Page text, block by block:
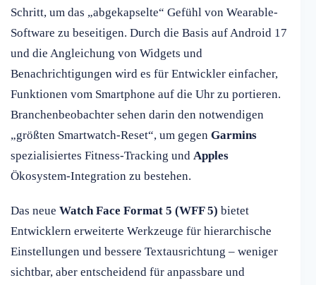
Schritt, um das „abgekapselte“ Gefühl von Wearable-
Software zu beseitigen. Durch die Basis auf Android 17
und die Angleichung von Widgets und
Benachrichtigungen wird es für Entwickler einfacher,
Funktionen vom Smartphone auf die Uhr zu portieren.
Branchenbeobachter sehen darin den notwendigen
„größten Smartwatch-Reset“, um gegen Garmins
spezialisiertes Fitness-Tracking und Apples
Ökosystem-Integration zu bestehen.
Das neue Watch Face Format 5 (WFF 5) bietet
Entwicklern erweiterte Werkzeuge für hierarchische
Einstellungen und bessere Textausrichtung – weniger
sichtbar, aber entscheidend für anpassbare und